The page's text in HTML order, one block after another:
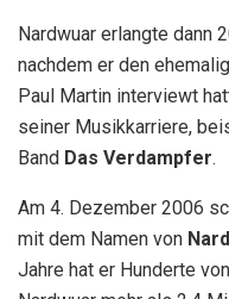
Nardwuar erlangte dann
nachdem er den
Paul Martin interviewt
seiner Musikkarriere,
Band Das Verdampfer.
Am 4. Dezember 2006
mit dem Namen von
Jahre hat er Hunderte